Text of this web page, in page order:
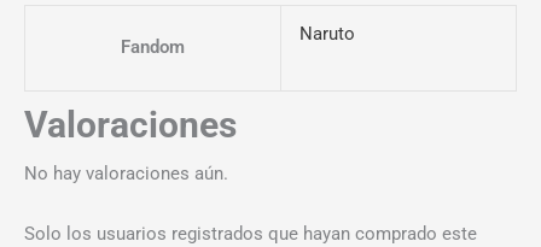
Fandom
Naruto
Valoraciones
No hay valoraciones aún.
Solo los usuarios registrados que hayan comprado este